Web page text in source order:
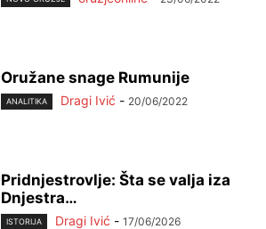
Oružane snage Rumunije
ANALITIKA Dragi Ivić - 20/06/2022
Pridnjestrovlje: Šta se valja iza
Dnjestra…
ISTORIJA Dragi Ivić - 17/06/2026